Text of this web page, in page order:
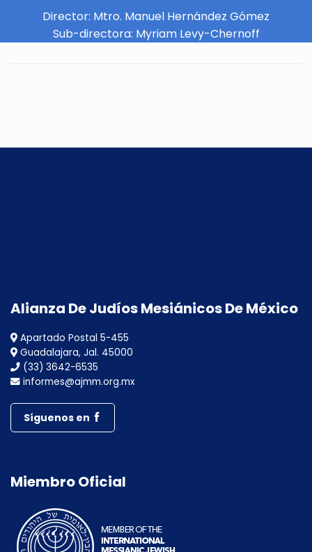
Director: Mtro. Manuel Hernández Gómez
Sub-directora: Myriam Levy-Chernoff
Alianza De Judíos Mesiánicos De México
Apartado Postal 5-455
Guadalajara, Jal. 45000
(33) 3642-6535
informes@ajmm.org.mx
Síguenos en
Miembro Oficial